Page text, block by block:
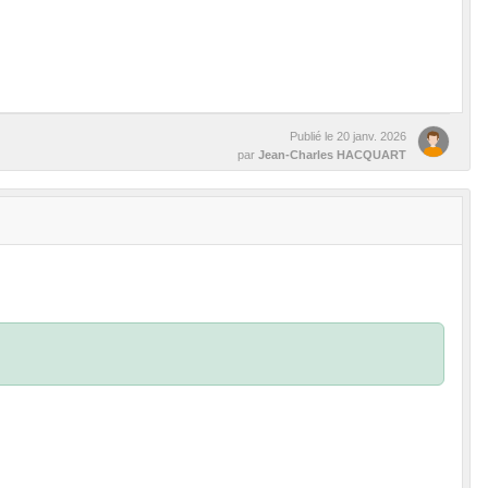
Publié le 20 janv. 2026
par Jean-Charles HACQUART